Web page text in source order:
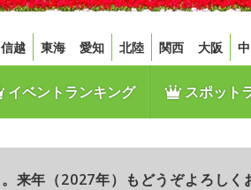
越 東海 愛知 北陸 関西 大阪
イベントランキング スポット
来年（2027年）もどうぞよろしく